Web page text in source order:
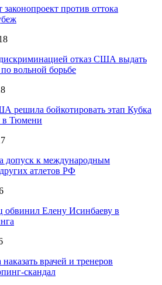
законопроект против оттока
дискриминацией отказ США выдать
вольной борьбе
решила бойкотировать этап Кубка
в Тюмени
допуск к международным
атлетов РФ
обвинил Елену Исинбаеву в
врачей и тренеров
скандал